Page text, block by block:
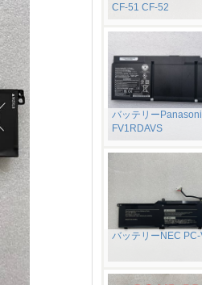
CF-51 CF-52
バッテリー
FV1RDAVS
バッテリーNEC